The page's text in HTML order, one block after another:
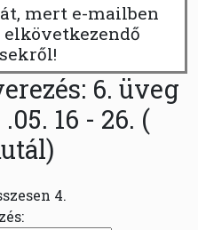
mert e-mailben
6. üveg
16 - 26. (
4.